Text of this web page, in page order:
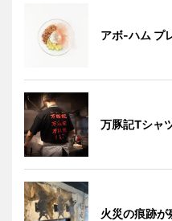
アボ-ハム プ
万豚記Tシャ
火災の痕跡が